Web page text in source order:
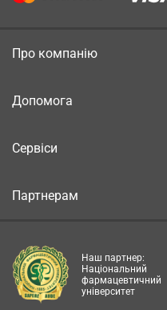
Про компанію
Допомога
Сервіси
Партнерам
Наш партнер:
Національний
фармацевтичний
університет